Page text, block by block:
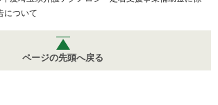
について
ページの先頭へ戻る